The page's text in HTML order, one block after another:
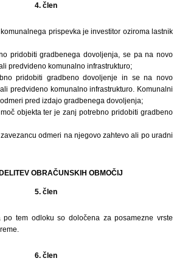
4. člen
prispevka je investitor oziroma lastnik
pridobiti gradbenega dovoljenja, se pa na novo
predvideno komunalno infrastrukturo;
pridobiti gradbeno dovoljenje in se na novo
predvideno komunalno infrastrukturo. Komunalni
pred izdajo gradbenega dovoljenja;
objekta ter je zanj potrebno pridobiti gradbeno
odmeri na njegovo zahtevo ali po uradni
OBRAČUNSKIH OBMOČIJ
5. člen
po tem odloku so določena za posamezne vrste
6. člen